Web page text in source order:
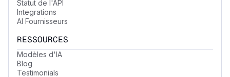
Statut de l'API
Integrations
AI Fournisseurs
RESSOURCES
Modèles d'IA
Blog
Testimonials